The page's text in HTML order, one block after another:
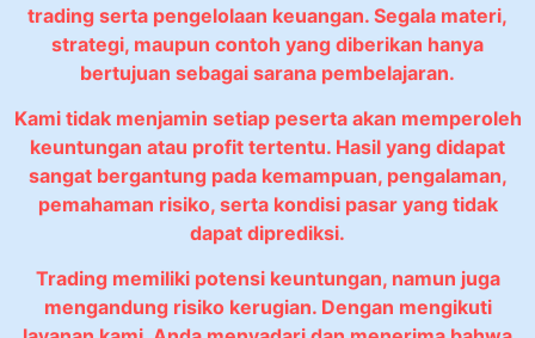
trading serta pengelolaan keuangan. Segala materi,
strategi, maupun contoh yang diberikan hanya
bertujuan sebagai sarana pembelajaran.
Kami tidak menjamin setiap peserta akan memperoleh
keuntungan atau profit tertentu. Hasil yang didapat
sangat bergantung pada kemampuan, pengalaman,
pemahaman risiko, serta kondisi pasar yang tidak
dapat diprediksi.
Trading memiliki potensi keuntungan, namun juga
mengandung risiko kerugian. Dengan mengikuti